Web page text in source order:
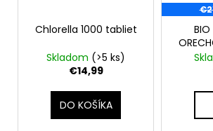
Chlorella 1000 tabliet
Skladom (>5 ks)
€14,99
DO KOŠÍKA
BIO
ml -